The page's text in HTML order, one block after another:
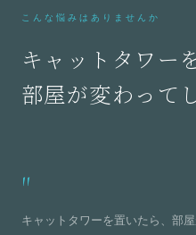
こんな悩みはありませんか
キャットタワー
部屋が変わって
キャットタワーを置いたら、部